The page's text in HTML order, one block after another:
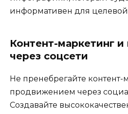
информативен для
Контент-маркетинг
через соцсети
Не пренебрегайте контент-
продвижением через
Создавайте